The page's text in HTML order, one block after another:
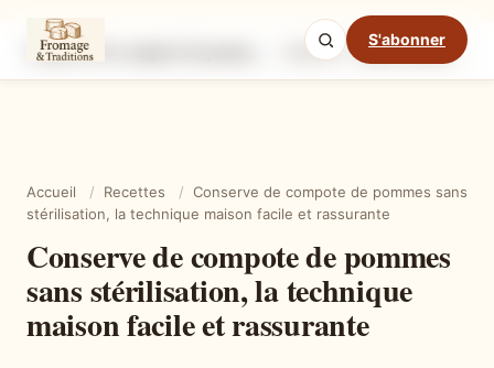
S'abonner
Ingrédients Étapes
Mode cuisine
Accueil / Recettes / Conserve de compote de pommes sans
stérilisation, la technique maison facile et rassurante
Conserve de compote de pommes
sans stérilisation, la technique
maison facile et rassurante